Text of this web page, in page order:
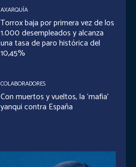
AXARQUÍA
Torrox baja por primera vez de los
1.000 desempleados y alcanza
una tasa de paro histórica del
10,45%
COLABORADORES
Con muertos y vueltos, la ‘mafia’
yanqui contra España